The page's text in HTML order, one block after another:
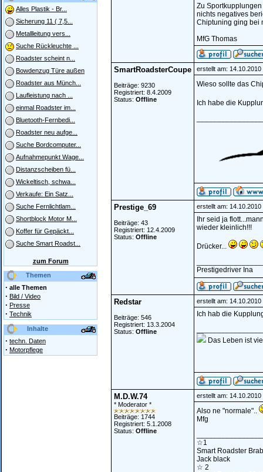
Alles Plastik - Br...
Sicherung 11 ( 7,5...
Metallleitung vers...
Suche Rückleuchte ...
Roadster scheint n...
Bowdenzug Türe außen
Roadster aus Münch...
Laufleistung nach ...
einmal Roadster im...
Bluetooth-Fernbedi...
Roadster neu aufge...
Suche Bordcomputer...
Aufnahmepunkt Wage...
Distanzscheiben fü...
Wickeltisch, schwa...
Verkaufe: Ein Satz...
Suche Fernlichtlam...
Shortblock Motor M...
Koffer für Gepäckt...
Suche Smart Roadst...
zum Forum
Themen
· alle Themen
· Bild / Video
· Presse
· Technik
Inhalte
· techn. Daten
· Motorpflege
Zu
nichts negatives
Chiptuning ging bei
MfG Thomas
SmartRoadsterCoupe
Beiträge: 9230
Registriert: 8.4.2009
Status: Offline
erstellt am:
Wieso sollte das
Ich habe die
Prestige_69
Beiträge: 43
Registriert: 12.4.2009
Status: Offline
erstellt am:
Ihr seid ja
wieder kleinlich!!!
Drücker...
Prestigedriver Ina
Redstar
Beiträge: 546
Registriert: 13.3.2004
Status: Offline
erstellt am:
Ich hab die
Das Leben ist
M.D.W.74
* Moderator *
Beiträge: 1744
Registriert: 5.1.2008
Status: Offline
erstellt am:
Also ne "normale"..
Mfg
☆1
Smart Roadster
Jack black
☆ 2